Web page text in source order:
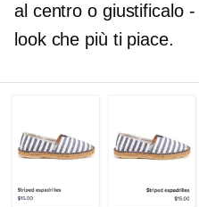
al centro o giustificalo -
look che più ti piace.